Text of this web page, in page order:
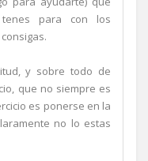
para con los
y sobre todo de
que no siempre es
es ponerse en la
no lo estas